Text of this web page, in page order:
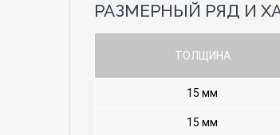
РАЗМЕРНЫЙ РЯД И
ТОЛЩИНА
15 мм
15 мм